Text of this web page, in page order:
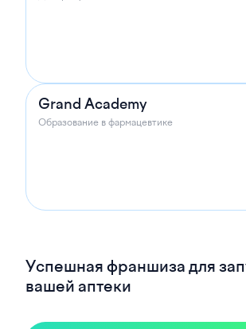
Grand Academy
Образование в фармацевтике
Успешная франшиза для
вашей аптеки